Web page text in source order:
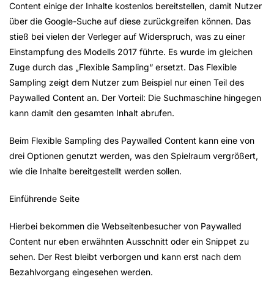
Content einige der Inhalte kostenlos bereitstellen, damit Nutzer
über die Google-Suche auf diese zurückgreifen können. Das
stieß bei vielen der Verleger auf Widerspruch, was zu einer
Einstampfung des Modells 2017 führte. Es wurde im gleichen
Zuge durch das „Flexible Sampling“ ersetzt. Das Flexible
Sampling zeigt dem Nutzer zum Beispiel nur einen Teil des
Paywalled Content an. Der Vorteil: Die Suchmaschine hingegen
kann damit den gesamten Inhalt abrufen.
Beim Flexible Sampling des Paywalled Content kann eine von
drei Optionen genutzt werden, was den Spielraum vergrößert,
wie die Inhalte bereitgestellt werden sollen.
Einführende Seite
Hierbei bekommen die Webseitenbesucher von Paywalled
Content nur eben erwähnten Ausschnitt oder ein Snippet zu
sehen. Der Rest bleibt verborgen und kann erst nach dem
Bezahlvorgang eingesehen werden.